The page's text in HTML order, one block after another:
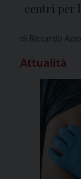
centri per
di Riccardo
Attualità